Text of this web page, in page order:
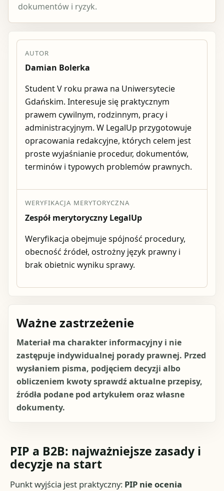
dokumentów i ryzyk.
AUTOR
Damian Bolerka
Student V roku prawa na Uniwersytecie
Gdańskim. Interesuje się praktycznym
prawem cywilnym, rodzinnym, pracy i
administracyjnym. W LegalUp przygotowuje
opracowania redakcyjne, których celem jest
proste wyjaśnianie procedur, dokumentów,
terminów i typowych problemów prawnych.
WERYFIKACJA MERYTORYCZNA
Zespół merytoryczny LegalUp
Weryfikacja obejmuje spójność procedury,
obecność źródeł, ostrożny język prawny i
brak obietnic wyniku sprawy.
Ważne zastrzeżenie
Materiał ma charakter informacyjny i nie
zastępuje indywidualnej porady prawnej. Przed
wysłaniem pisma, podjęciem decyzji albo
obliczeniem kwoty sprawdź aktualne przepisy,
źródła podane pod artykułem oraz własne
dokumenty.
PIP a B2B: najważniejsze zasady i
decyzje na start
Punkt wyjścia jest praktyczny: PIP nie ocenia